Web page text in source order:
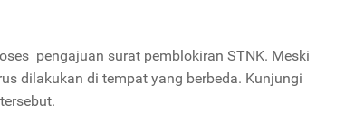
pengajuan surat pemblokiran STNK. Meski
dilakukan di tempat yang berbeda. Kunjungi